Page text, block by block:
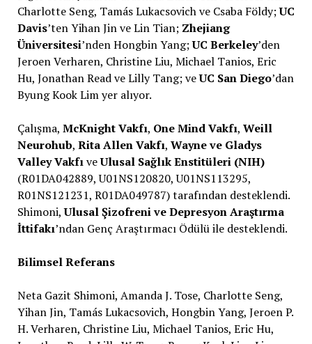
Charlotte Seng, Tamás Lukacsovich ve Csaba Földy;UC
Davis’ten Yihan Jin ve Lin Tian; Zhejiang
Üniversitesi’nden Hongbin Yang;UC Berkeley’den
Jeroen Verharen, Christine Liu, Michael Tanios, Eric
Hu, Jonathan Read ve Lilly Tang; veUC San Diego’dan
Byung Kook Lim yer alıyor.
Çalışma, McKnight Vakfı, One Mind Vakfı, Weill
Neurohub, Rita Allen Vakfı, Wayne ve Gladys
Valley VakfıveUlusal Sağlık Enstitüleri (NIH)
(R01DA042889, U01NS120820, U01NS113295,
R01NS121231, R01DA049787) tarafından desteklendi.
Shimoni,Ulusal Şizofreni ve Depresyon Araştırma
İttifakı’ndan Genç Araştırmacı Ödülü ile desteklendi.
Bilimsel Referans
Neta Gazit Shimoni, Amanda J. Tose, Charlotte Seng,
Yihan Jin, Tamás Lukacsovich, Hongbin Yang, Jeroen P.
H. Verharen, Christine Liu, Michael Tanios, Eric Hu,